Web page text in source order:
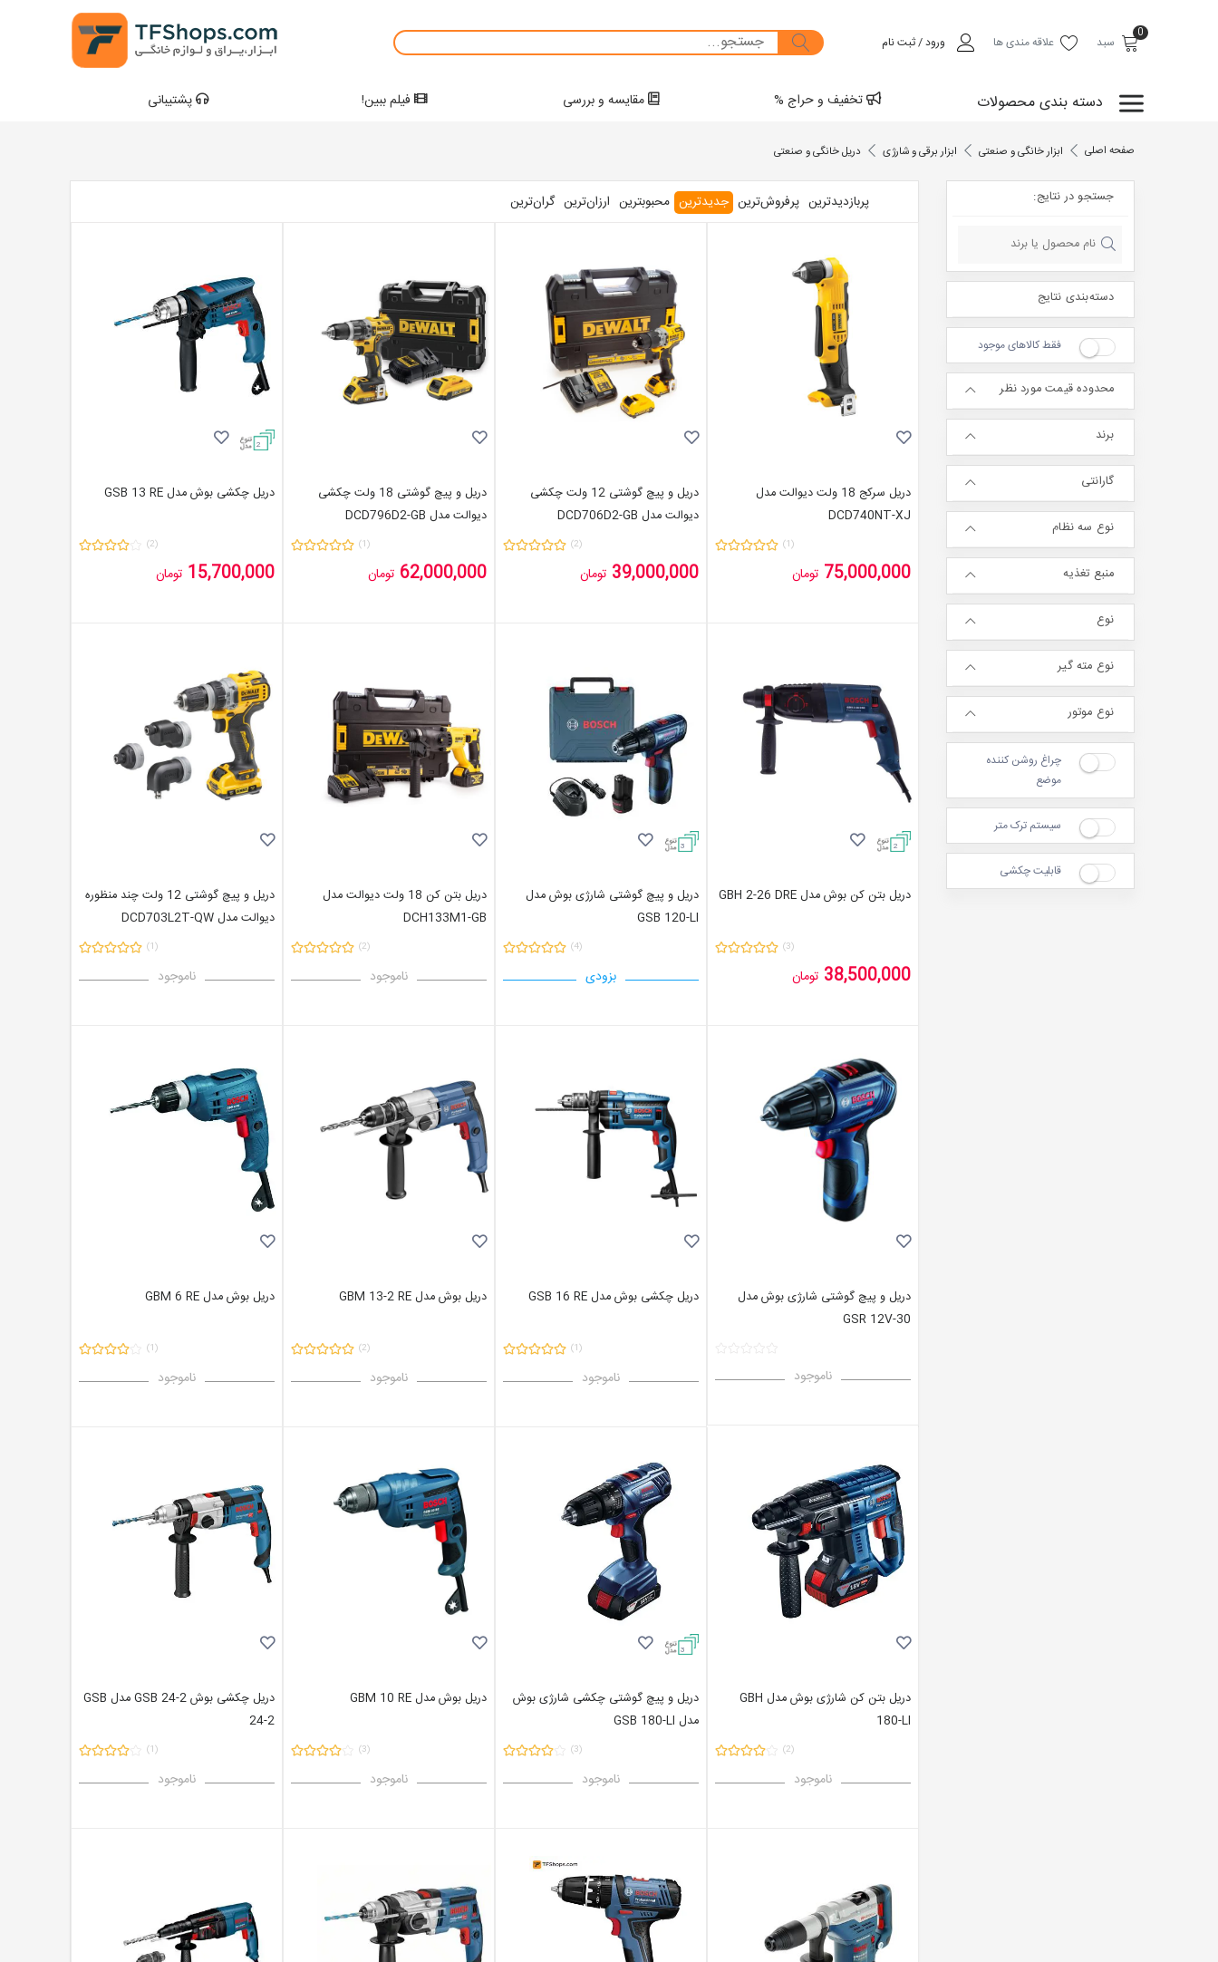
0
سبد علاقه مندی ها ورود / ثبت نام
دسته بندی محصولات
خانه و آشپزخانه
یراق آلات ساختمانی
شیرآلات ساختمانی
خدمات
24/7
مشاوره آنلاین
گستردگی
محصولات متنوع
از سراسر جهان
ضمانت
72H
ضمانت بازگشت کالا
پرداخت
روش های متنوع
پرداخت
تخفیف و حراج % مقایسه و بررسی فیلم ببین! پشتیبانی
صفحه اصلی ابزار خانگی و صنعتی ابزار برقی و شارژی دریل خانگی و صنعتی
جستجو در نتایج:
دسته‌بندی نتایج
فقط کالاهای موجود
محدوده قیمت مورد نظر
برند
گارانتی
نوع سه نظام
منبع تغذیه
نوع
نوع مته گیر
نوع موتور
چراغ روشن کننده
موضع
سیستم ترک متر
قابلیت چکشی
پربازدیدترین پرفروش‌ترین‌ جدیدترین محبوبترین ارزان‌ترین گران‌ترین
دریل سرکج 18 ولت دیوالت مدل
DCD740NT-XJ
(1)
75,000,000 تومان
دریل و پیچ گوشتی 12 ولت چکشی
دیوالت مدل DCD706D2-GB
(2)
39,000,000 تومان
دریل و پیچ گوشتی 18 ولت چکشی
دیوالت مدل DCD796D2-GB
(1)
62,000,000 تومان
2
دریل چکشی بوش مدل GSB 13 RE
(2)
15,700,000 تومان
2
دریل بتن کن بوش مدل GBH 2-26 DRE
(3)
38,500,000 تومان
3
دریل و پیچ گوشتی شارژی بوش مدل
GSB 120-LI
(4)
بزودی
دریل بتن کن 18 ولت دیوالت مدل
DCH133M1-GB
(2)
ناموجود
دریل و پیچ گوشتی 12 ولت چند منظوره
دیوالت مدل DCD703L2T-QW
(1)
ناموجود
دریل و پیچ گوشتی شارژی بوش مدل
GSR 12V-30
ناموجود
دریل چکشی بوش مدل GSB 16 RE
(1)
ناموجود
دریل بوش مدل GBM 13-2 RE
(2)
ناموجود
دریل بوش مدل GBM 6 RE
(1)
ناموجود
دریل بتن کن شارژی بوش مدل GBH
180-LI
(2)
ناموجود
3
دریل و پیچ گوشتی چکشی شارژی بوش
مدل GSB 180-LI
(3)
ناموجود
دریل بوش مدل GBM 10 RE
(3)
ناموجود
دریل چکشی بوش GSB 24-2 مدل GSB
24-2
(1)
ناموجود